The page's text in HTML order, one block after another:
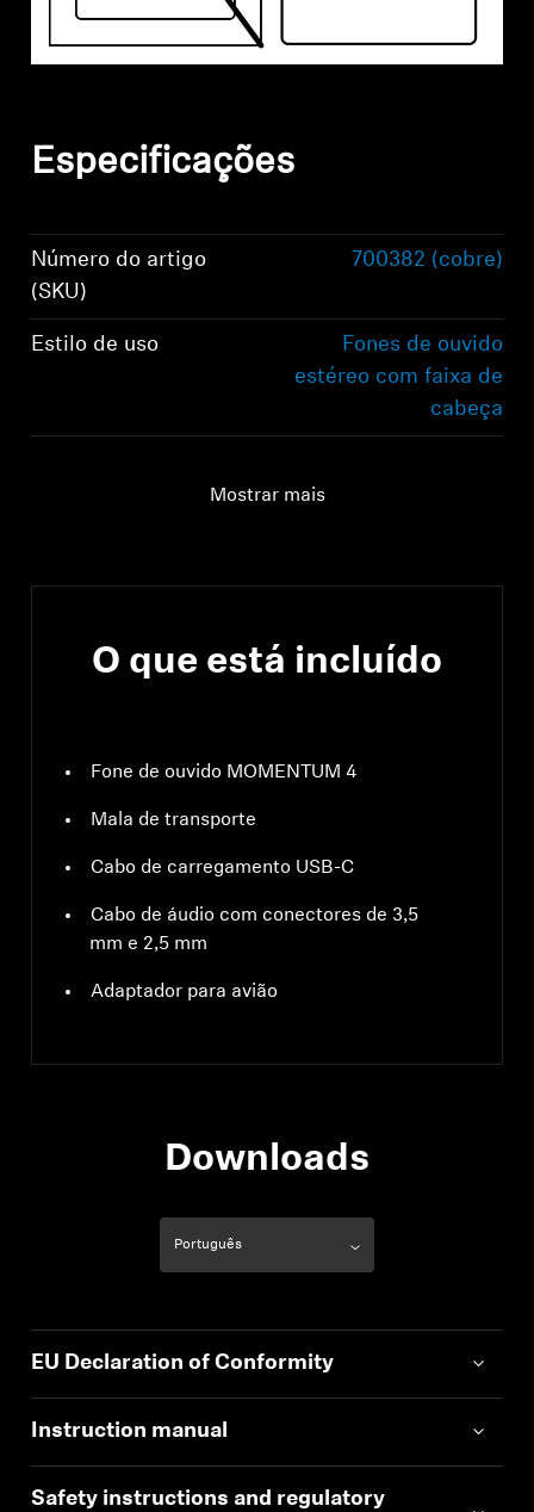
Especificações
Número do artigo
(SKU)
700382 (cobre)
Estilo de uso
Fones de ouvido
estéreo com faixa de
cabeça
Mostrar mais
O que está incluído
Fone de ouvido MOMENTUM 4
Mala de transporte
Cabo de carregamento USB-C
Cabo de áudio com conectores de 3,5
mm e 2,5 mm
Adaptador para avião
Downloads
EU Declaration of Conformity
Instruction manual
Safety instructions and regulatory